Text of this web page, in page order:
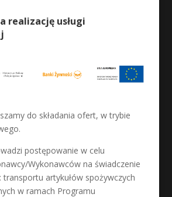
realizację usługi
do składania ofert, w trybie
postępowanie w celu
Wykonawców na świadczenie
transportu artykułów spożywczych
w ramach Programu